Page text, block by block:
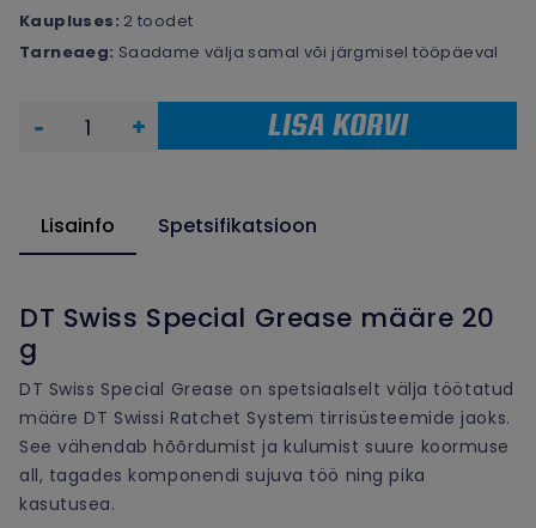
Kaupluses: 2 toodet
Tarneaeg: Saadame välja samal või järgmisel tööpäeval
- + LISA KORVI
Lisainfo Spetsifikatsioon
DT Swiss Special Grease määre 20
g
DT Swiss Special Grease on spetsiaalselt välja töötatud
määre DT Swissi Ratchet System tirrisüsteemide jaoks.
See vähendab hõõrdumist ja kulumist suure koormuse
all, tagades komponendi sujuva töö ning pika
kasutusea.